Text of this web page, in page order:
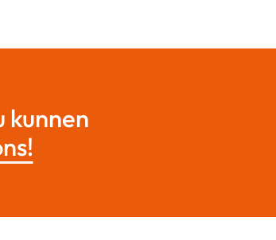
kunnen